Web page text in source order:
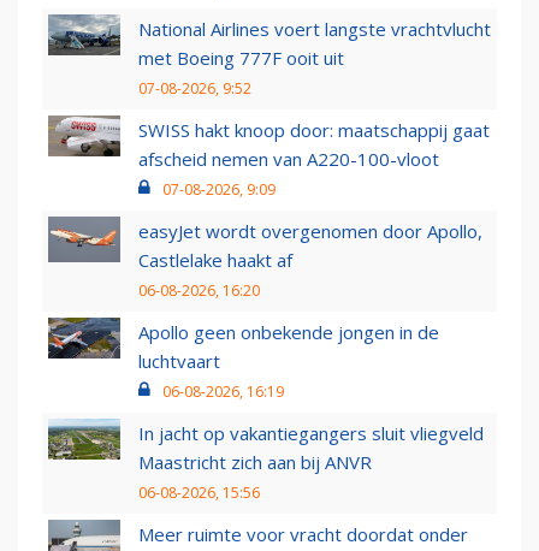
National Airlines voert langste vrachtvlucht
met Boeing 777F ooit uit
07-08-2026, 9:52
SWISS hakt knoop door: maatschappij gaat
afscheid nemen van A220-100-vloot
07-08-2026, 9:09
easyJet wordt overgenomen door Apollo,
Castlelake haakt af
06-08-2026, 16:20
Apollo geen onbekende jongen in de
luchtvaart
06-08-2026, 16:19
In jacht op vakantiegangers sluit vliegveld
Maastricht zich aan bij ANVR
06-08-2026, 15:56
Meer ruimte voor vracht doordat onder